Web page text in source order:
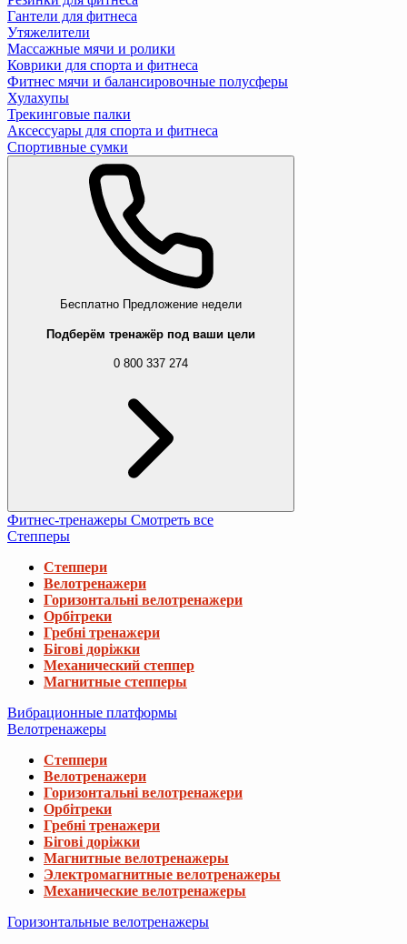
Гантели для фитнеса
Утяжелители
Массажные мячи и ролики
Коврики для спорта и фитнеса
Фитнес мячи и балансировочные полусферы
Хулахупы
Трекинговые палки
Аксессуары для спорта и фитнеса
Спортивные сумки
Бесплатно Предложение недели
Подберём тренажёр под ваши цели
0 800 337 274
Фитнес-тренажеры Смотреть все
Степперы
Степпери
Велотренажери
Горизонтальні велотренажери
Орбітреки
Гребні тренажери
Бігові доріжки
Механический степпер
Магнитные степперы
Вибрационные платформы
Велотренажеры
Степпери
Велотренажери
Горизонтальні велотренажери
Орбітреки
Гребні тренажери
Бігові доріжки
Магнитные велотренажеры
Электромагнитные велотренажеры
Механические велотренажеры
Горизонтальные велотренажеры